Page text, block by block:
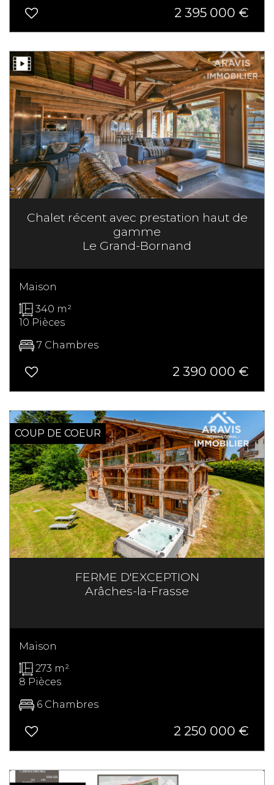
2 395 000 €
Chalet récent avec prestation haut de
gamme
Le Grand-Bornand
Maison
340 m²
10 Pièces
7 Chambres
2 390 000 €
COUP DE COEUR
FERME D'EXCEPTION
Arâches-la-Frasse
Maison
273 m²
8 Pièces
6 Chambres
2 250 000 €